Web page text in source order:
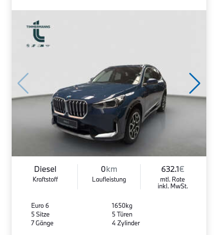
Diesel
Kraftstoff
0km
Laufleistung
632.1€
mtl. Rate
inkl. MwSt.
Euro 6
5 Sitze
7 Gänge
1650kg
5 Türen
4 Zylinder